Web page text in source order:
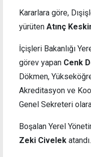
Kararlara göre,
yürüten Atınç
İçişleri Bakanlığı
görev yapan Cenk
Dökmen,
Akreditasyon ve
Genel Sekreteri
Boşalan Yerel
Zeki Civelek atandı.